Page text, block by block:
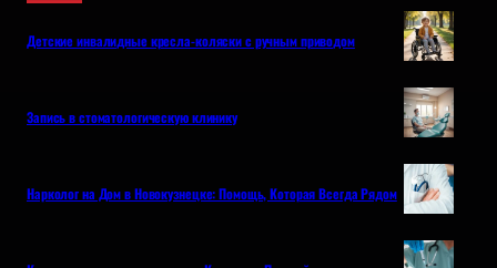
Детские инвалидные кресла-коляски с ручным приводом
Запись в стоматологическую клинику
Нарколог на Дом в Новокузнецке: Помощь, Которая Всегда Рядом